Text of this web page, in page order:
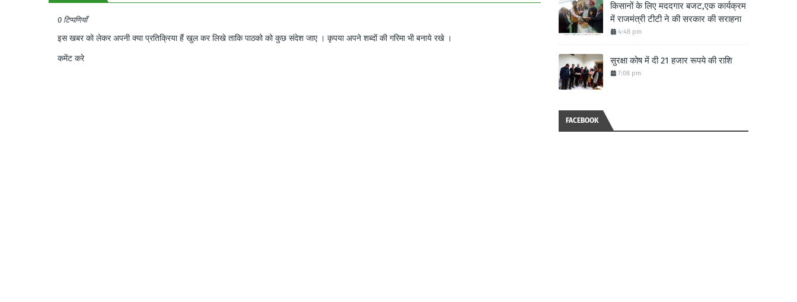
0 टिप्पणियाँ
इस खबर को लेकर अपनी क्या प्रतिक्रिया हैं खुल कर लिखे ताकि पाठको को कुछ संदेश जाए । कृपया अपने शब्दों की गरिमा भी बनाये रखे ।
कमेंट करे
किसानों के लिए मददगार बजट,एक कार्यक्रम
में राजमंत्री टीटी ने की सरकार की सराहना
4:48 pm
सुरक्षा कोष में दी 21 हजार रूपये की राशि
7:08 pm
FACEBOOK